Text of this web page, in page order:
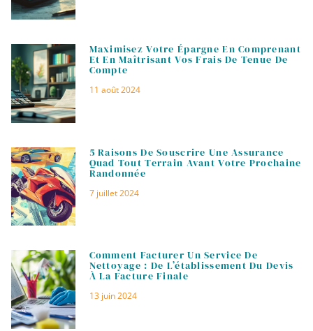
Maximisez Votre Épargne En Comprenant
Et En Maîtrisant Vos Frais De Tenue De
Compte
11 août 2024
5 Raisons De Souscrire Une Assurance
Quad Tout Terrain Avant Votre Prochaine
Randonnée
7 juillet 2024
Comment Facturer Un Service De
Nettoyage : De L’établissement Du Devis
À La Facture Finale
13 juin 2024